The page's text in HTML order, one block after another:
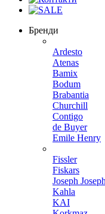
Бренди
Ardesto
Atenas
Bamix
Bodum
Brabantia
Churchill
Contigo
de Buyer
Emile Henry
Fissler
Fiskars
Joseph Joseph
Kahla
KAI